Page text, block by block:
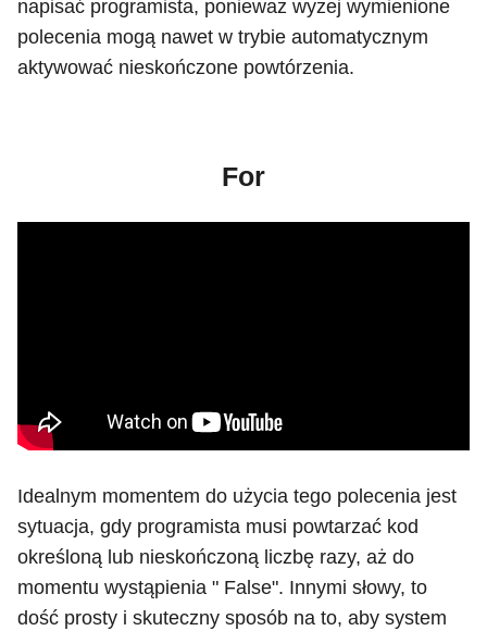
napisać programista, ponieważ wyżej wymienione
polecenia mogą nawet w trybie automatycznym
aktywować nieskończone powtórzenia.
For
Idealnym momentem do użycia tego polecenia jest
sytuacja, gdy programista musi powtarzać kod
określoną lub nieskończoną liczbę razy, aż do
momentu wystąpienia " False". Innymi słowy, to
dość prosty i skuteczny sposób na to, aby system